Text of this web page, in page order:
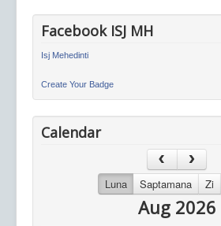
Facebook ISJ MH
Isj Mehedinti
Create Your Badge
Calendar
Luna Saptamana Zi
Aug 2026